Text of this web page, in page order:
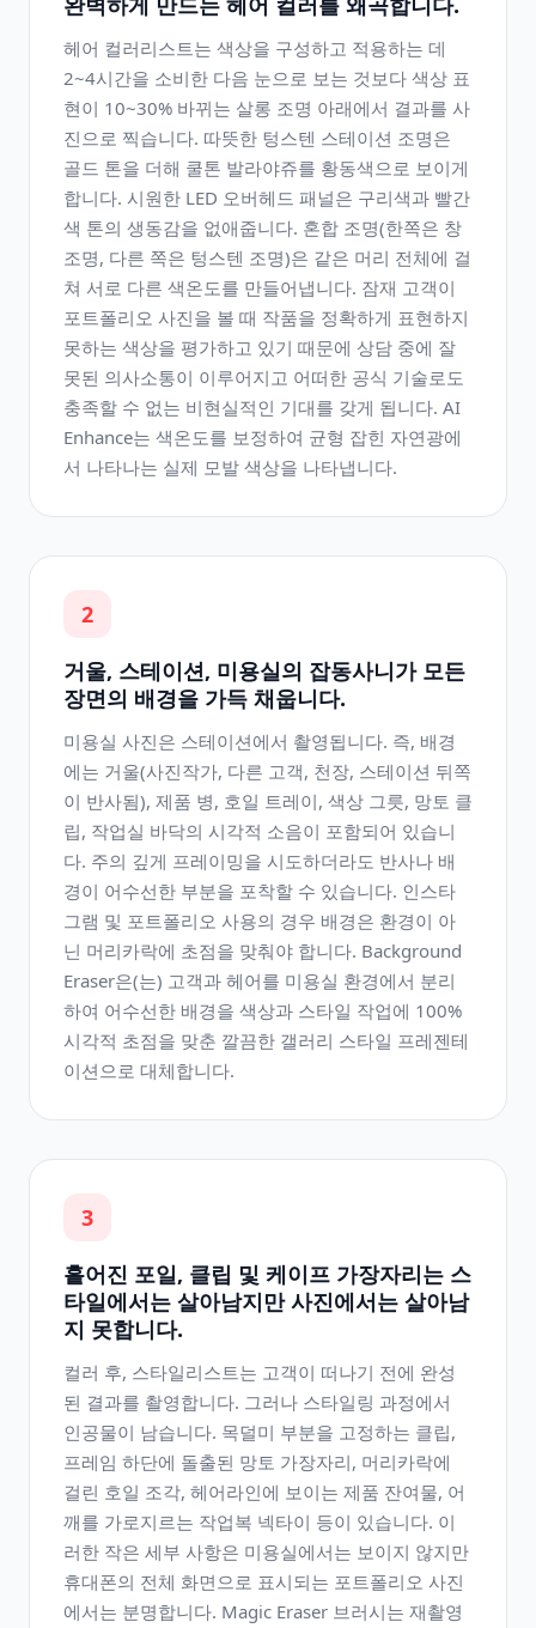
헤어 컬러리스트는 색상을 구성하고 적용하는 데
2~4시간을 소비한 다음 눈으로 보는 것보다 색상 표
현이 10~30% 바뀌는 살롱 조명 아래에서 결과를 사
진으로 찍습니다. 따뜻한 텅스텐 스테이션 조명은
골드 톤을 더해 쿨톤 발라야쥬를 황동색으로 보이게
합니다. 시원한 LED 오버헤드 패널은 구리색과 빨간
색 톤의 생동감을 없애줍니다. 혼합 조명(한쪽은 창
조명, 다른 쪽은 텅스텐 조명)은 같은 머리 전체에 걸
쳐 서로 다른 색온도를 만들어냅니다. 잠재 고객이
포트폴리오 사진을 볼 때 작품을 정확하게 표현하지
못하는 색상을 평가하고 있기 때문에 상담 중에 잘
못된 의사소통이 이루어지고 어떠한 공식 기술로도
충족할 수 없는 비현실적인 기대를 갖게 됩니다. AI
Enhance는 색온도를 보정하여 균형 잡힌 자연광에
서 나타나는 실제 모발 색상을 나타냅니다.
2
거울, 스테이션, 미용실의 잡동사니가 모든
장면의 배경을 가득 채웁니다.
미용실 사진은 스테이션에서 촬영됩니다. 즉, 배경
에는 거울(사진작가, 다른 고객, 천장, 스테이션 뒤쪽
이 반사됨), 제품 병, 호일 트레이, 색상 그릇, 망토 클
립, 작업실 바닥의 시각적 소음이 포함되어 있습니
다. 주의 깊게 프레이밍을 시도하더라도 반사나 배
경이 어수선한 부분을 포착할 수 있습니다. 인스타
그램 및 포트폴리오 사용의 경우 배경은 환경이 아
닌 머리카락에 초점을 맞춰야 합니다. Background
Eraser은(는) 고객과 헤어를 미용실 환경에서 분리
하여 어수선한 배경을 색상과 스타일 작업에 100%
시각적 초점을 맞춘 깔끔한 갤러리 스타일 프레젠테
이션으로 대체합니다.
3
흩어진 포일, 클립 및 케이프 가장자리는 스
타일에서는 살아남지만 사진에서는 살아남
지 못합니다.
컬러 후, 스타일리스트는 고객이 떠나기 전에 완성
된 결과를 촬영합니다. 그러나 스타일링 과정에서
인공물이 남습니다. 목덜미 부분을 고정하는 클립,
프레임 하단에 돌출된 망토 가장자리, 머리카락에
걸린 호일 조각, 헤어라인에 보이는 제품 잔여물, 어
깨를 가로지르는 작업복 넥타이 등이 있습니다. 이
러한 작은 세부 사항은 미용실에서는 보이지 않지만
휴대폰의 전체 화면으로 표시되는 포트폴리오 사진
에서는 분명합니다. Magic Eraser 브러시는 재촬영